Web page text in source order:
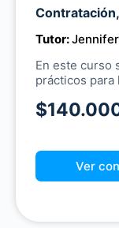
Tutor:
En este curso
prácticos para
Ver